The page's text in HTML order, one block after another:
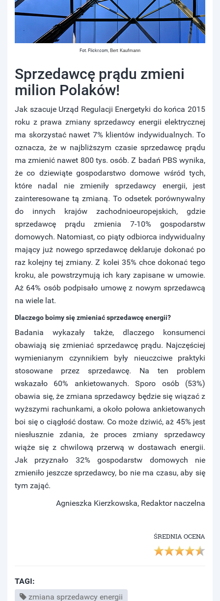
Fot. Flickr.com, Bert Kaufmann
Sprzedawcę prądu zmieni
milion Polaków!
Jak szacuje Urząd Regulacji Energetyki do końca 2015
roku z prawa zmiany sprzedawcy energii elektrycznej
ma skorzystać nawet 7% klientów indywidualnych. To
oznacza, że w najbliższym czasie sprzedawcę prądu
ma zmienić nawet 800 tys. osób. Z badań PBS wynika,
że co dziewiąte gospodarstwo domowe wśród tych,
które nadal nie zmieniły sprzedawcy energii, jest
zainteresowane tą zmianą. To odsetek porównywalny
do innych krajów zachodnioeuropejskich, gdzie
sprzedawcę prądu zmienia 7-10% gospodarstw
domowych. Natomiast, co piąty odbiorca indywidualny
mający już nowego sprzedawcę deklaruje dokonać po
raz kolejny tej zmiany. Z kolei 35% chce dokonać tego
kroku, ale powstrzymują ich kary zapisane w umowie.
Aż 64% osób podpisało umowę z nowym sprzedawcą
na wiele lat.
Dlaczego boimy się zmieniać sprzedawcę energii?
Badania wykazały także, dlaczego konsumenci
obawiają się zmieniać sprzedawcę prądu. Najczęściej
wymienianym czynnikiem były nieuczciwe praktyki
stosowane przez sprzedawcę. Na ten problem
wskazało 60% ankietowanych. Sporo osób (53%)
obawia się, że zmiana sprzedawcy będzie się wiązać z
wyższymi rachunkami, a około połowa ankietowanych
boi się o ciągłość dostaw. Co może dziwić, aż 45% jest
niesłusznie zdania, że proces zmiany sprzedawcy
wiąże się z chwilową przerwą w dostawach energii.
Jak przyznało 32% gospodarstw domowych nie
zmieniło jeszcze sprzedawcy, bo nie ma czasu, aby się
tym zająć.
Agnieszka Kierzkowska, Redaktor naczelna
ŚREDNIA OCENA
TAGI:
zmiana sprzedawcy energii